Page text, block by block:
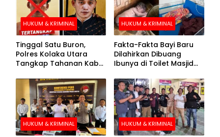
HUKUM & KRIMINAL
Tinggal Satu Buron,
Polres Kolaka Utara
Tangkap Tahanan Kabur
Pengejaran
HUKUM & KRIMINAL
Fakta-Fakta Bayi Baru
Dilahirkan Dibuang
Ibunya di Toilet Masjid
HUKUM & KRIMINAL HUKUM & KRIMINAL